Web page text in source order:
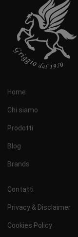
Home
Chi siamo
Prodotti
Blog
Brands
Contatti
Privacy & Disclaimer
Cookies Policy